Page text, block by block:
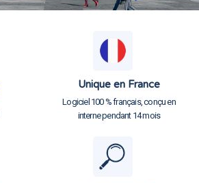
Unique en France
Logiciel 100 % français, conçu en
interne pendant 14 mois